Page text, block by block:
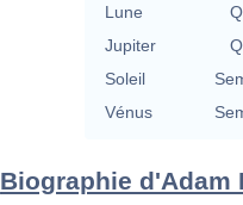
Lune
Jupiter
Soleil
Vénus
Biographie d'Adam